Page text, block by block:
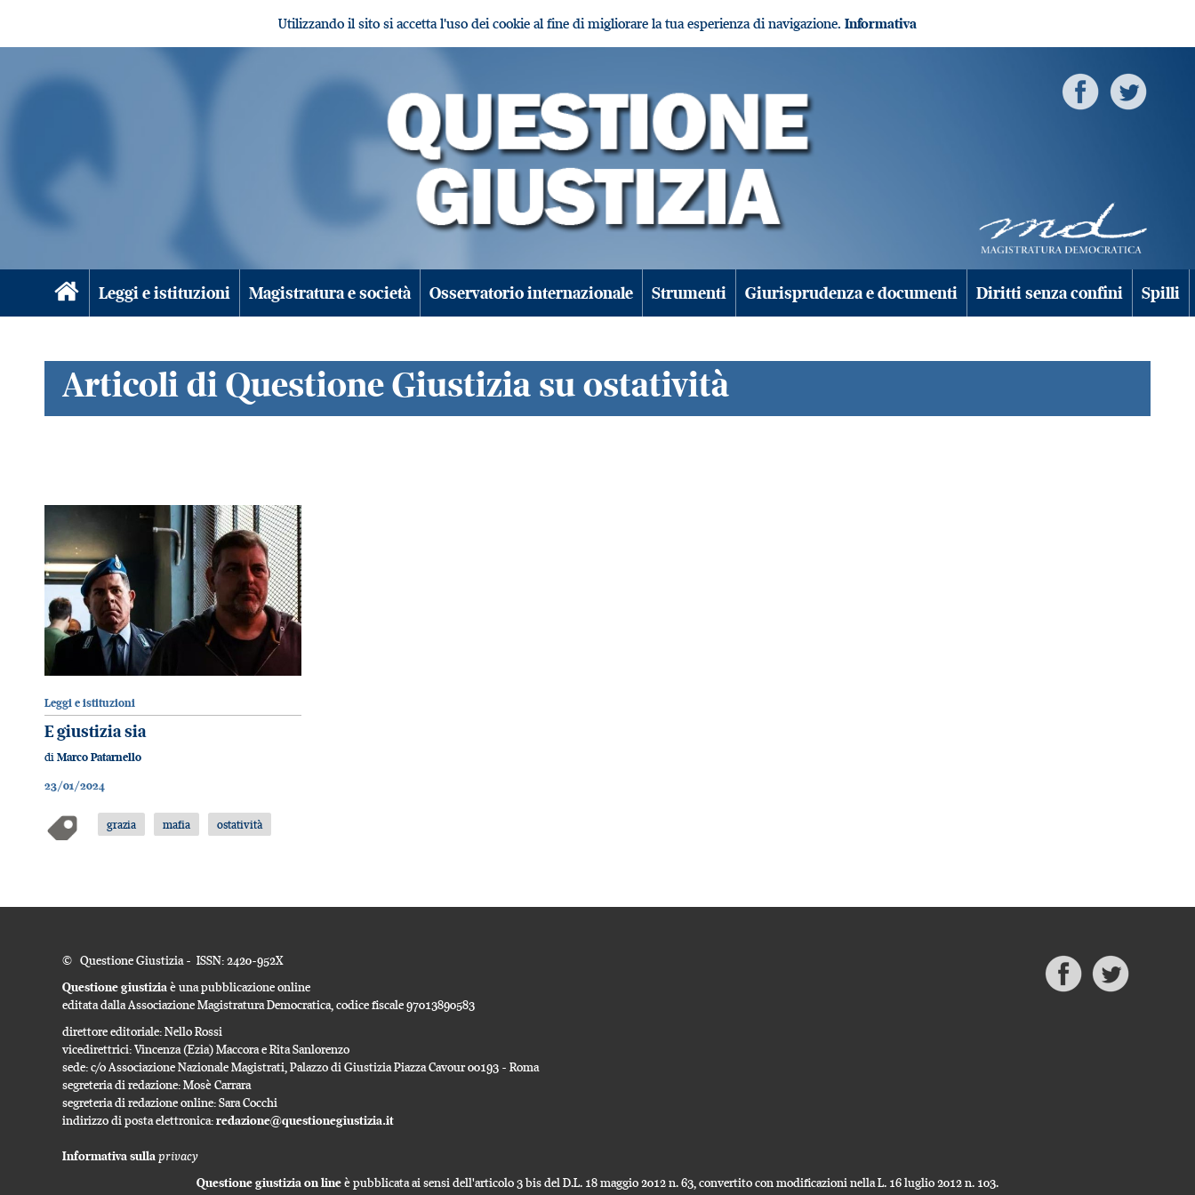
Utilizzando il sito si accetta l'uso dei cookie al fine di migliorare la tua esperienza di navigazione. Informativa
Leggi e istituzioni Magistratura e società Osservatorio internazionale Strumenti Giurisprudenza e documenti Diritti senza confini Spilli
Articoli di Questione Giustizia su ostatività
Leggi e istituzioni
E giustizia sia
di Marco Patarnello
23/01/2024
grazia mafia ostatività
© Questione Giustizia - ISSN: 2420-952X
Questione giustiziaè una pubblicazione online
editata dalla Associazione Magistratura Democratica, codice fiscale 97013890583
direttore editoriale: Nello Rossi
vicedirettrici: Vincenza (Ezia) Maccora e Rita Sanlorenzo
sede: c/o Associazione Nazionale Magistrati, Palazzo di Giustizia Piazza Cavour 00193 - Roma
segreteria di redazione: Mosè Carrara
segreteria di redazione online: Sara Cocchi
indirizzo di posta elettronica:redazione@questionegiustizia.it
Informativa sullaprivacy
Questione giustizia on lineè pubblicata ai sensi dell'articolo 3 bis del D.L. 18 maggio 2012 n. 63, convertito con modificazioni nella L. 16 luglio 2012 n. 103.